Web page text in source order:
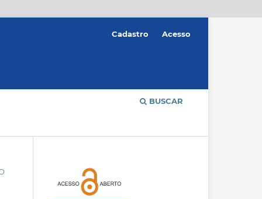
BUSCAR
Cadastro Acesso